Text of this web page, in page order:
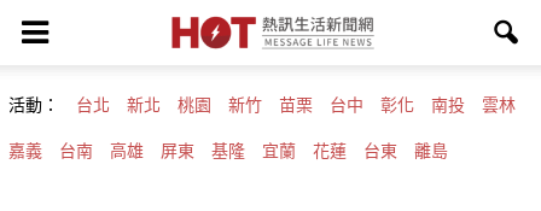
活動： 台北 新北 桃園 新竹 苗栗 台中 彰化 南投 雲林
嘉義 台南 高雄 屏東 基隆 宜蘭 花蓮 台東 離島